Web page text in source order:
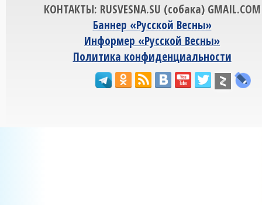
КОНТАКТЫ: RUSVESNA.SU (собака) GMAIL.COM
Баннер «Русской Весны»
Информер «Русской Весны»
Политика конфиденциальности